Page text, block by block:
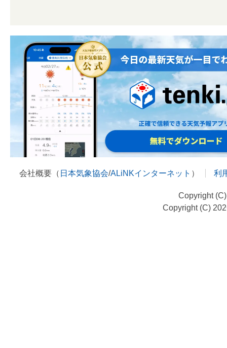
会社概要（ 日本気象協会/ALiNKインターネット ） 利
Copyright
Copyright (C)